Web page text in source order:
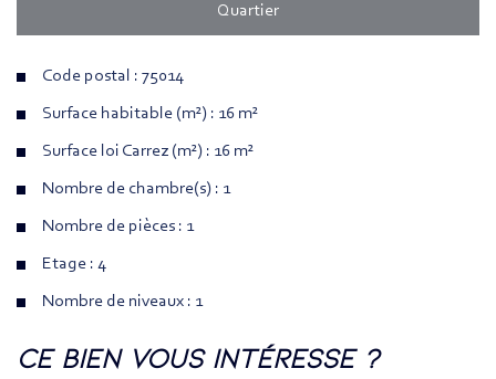
Quartier
Code postal : 75014
Surface habitable (m²) : 16 m²
Surface loi Carrez (m²) : 16 m²
Nombre de chambre(s) : 1
Nombre de pièces : 1
Etage : 4
Nombre de niveaux : 1
la ville de paris (75014)
ce bien vous intéresse ?